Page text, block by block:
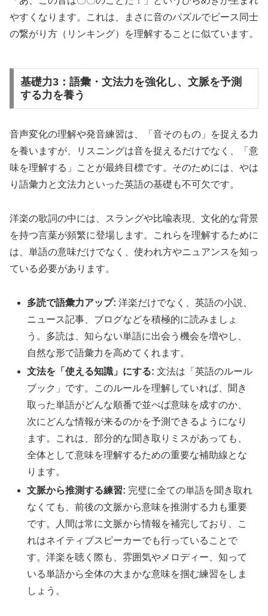
やすくなります。これは、まさに音のパズルでピース同士
の繋がり方（リンキング）を理解することに似ています。
基礎力3：語彙・文法力を強化し、文脈を予測
する力を養う
音声変化の理解や発音練習は、「音そのもの」を捉える力
を養いますが、リスニングは音を捉えるだけでなく、「意
味を理解する」ことが最終目標です。そのためには、やは
り語彙力と文法力といった英語の基礎も不可欠です。
洋楽の歌詞の中には、スラングや比喩表現、文化的な背景
を持つ言葉が頻繁に登場します。これらを理解するために
は、単語の意味だけでなく、使われ方やニュアンスを知っ
ている必要があります。
多読で語彙力アップ: 洋楽だけでなく、英語の小説、
ニュース記事、ブログなどを積極的に読みましょ
う。多読は、知らない単語に出会う機会を増やし、
自然な形で語彙力を高めてくれます。
文法を「使える知識」にする: 文法は「英語のルール
ブック」です。このルールを理解していれば、聞き
取った単語がどんな順番で並べば意味を成すのか、
次にどんな情報が来るのかを予測できるようになり
ます。これは、部分的な聞き取りミスがあっても、
全体として意味を理解するための重要な補助線とな
ります。
文脈から推測する練習: 完璧に全ての単語を聞き取れ
なくても、前後の文脈から意味を推測する力も重要
です。人間は常に文脈から情報を補完しており、こ
れはネイティブスピーカーでも行っていることで
す。洋楽を聴く際も、雰囲気やメロディー、知って
いる単語から全体の大まかな意味を掴む練習をしま
しょう。